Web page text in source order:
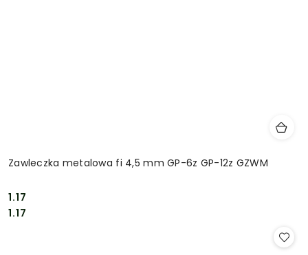
Zawleczka metalowa fi 4,5 mm GP-6z GP-12z GZWM
Cena:
1.17
Cena:
1.17